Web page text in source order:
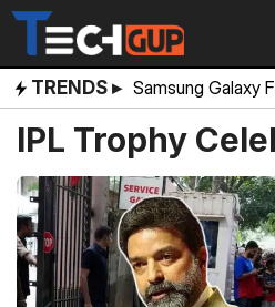
Skip
content
TRENDS ▸ Samsung Galaxy
IPL Trophy